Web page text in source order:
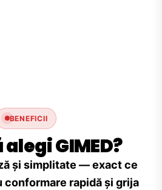
BENEFICII
alegi GIMED?
și simplitate — exact ce
rapidă și grija